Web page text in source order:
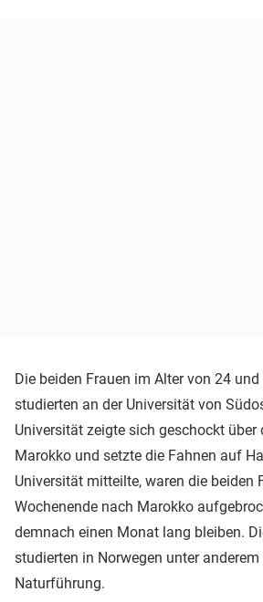
Die beiden Frauen im Alter von 24
studierten an der Universität von
Universität zeigte sich geschockt über
Marokko und setzte die Fahnen auf
Universität mitteilte, waren die beiden
Wochenende nach Marokko
demnach einen Monat lang bleiben.
studierten in Norwegen unter
Naturführung.